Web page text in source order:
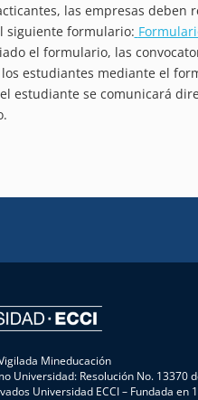
las empresas deben
siguiente formulario:
el formulario, las
estudiantes mediante el
estudiante se comunicará
Mineducación
Universidad: Resolución No. 13370
Universidad ECCI – Fundada en